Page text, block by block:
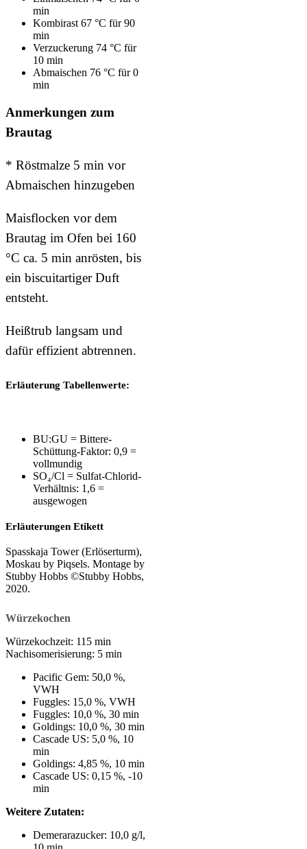
min
Kombirast 67 °C für 90
min
Verzuckerung 74 °C für
10 min
Abmaischen 76 °C für 0
min
Anmerkungen zum
Brautag
* Röstmalze 5 min vor
Abmaischen hinzugeben
Maisflocken vor dem
Brautag im Ofen bei 160
°C ca. 5 min anrösten, bis
ein biscuitartiger Duft
entsteht.
Heißtrub langsam und
dafür effizient abtrennen.
Erläuterung Tabellenwerte:
BU:GU = Bittere-
Schüttung-Faktor: 0,9 =
vollmundig
SO₄/Cl = Sulfat-Chlorid-
Verhältnis: 1,6 =
ausgewogen
Erläuterungen Etikett
Spasskaja Tower (Erlöserturm),
Moskau by Piqsels. Montage by
Stubby Hobbs ©Stubby Hobbs,
2020.
Würzekochen
Würzekochzeit: 115 min
Nachisomerisierung: 5 min
Pacific Gem: 50,0 %,
VWH
Fuggles: 15,0 %, VWH
Fuggles: 10,0 %, 30 min
Goldings: 10,0 %, 30 min
Cascade US: 5,0 %, 10
min
Goldings: 4,85 %, 10 min
Cascade US: 0,15 %, ‑10
min
Weitere Zutaten:
Demerarazucker: 10,0 g/l,